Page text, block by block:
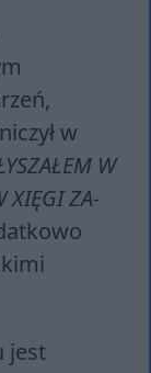
w
W
XIĘGI ZA­
jest